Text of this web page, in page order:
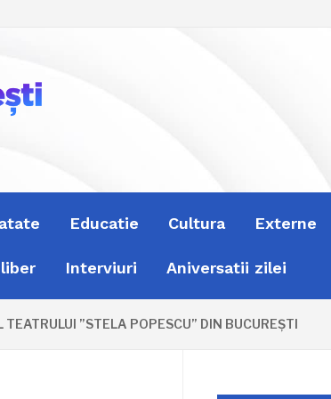
Educatie Cultura Externe
Interviuri Aniversatii zilei
”STELA POPESCU” DIN BUCUREȘTI